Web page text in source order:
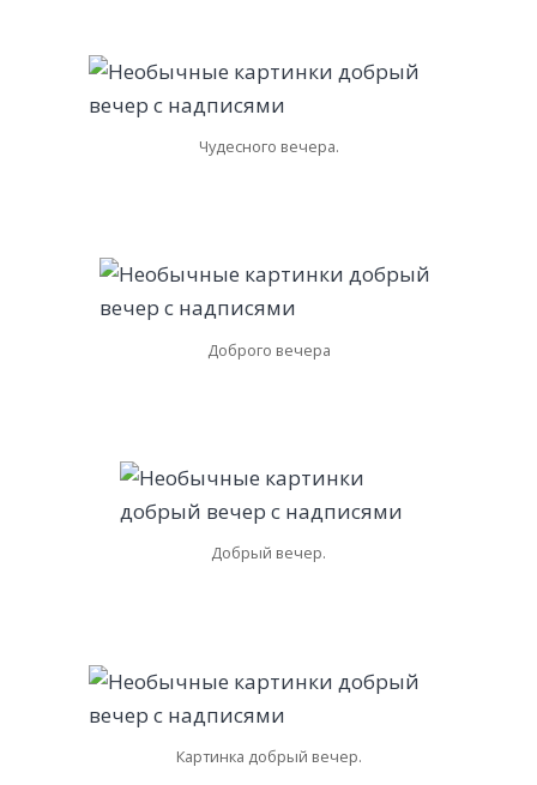
Чудесного вечера.
Доброго вечера
Добрый вечер.
Картинка добрый вечер.